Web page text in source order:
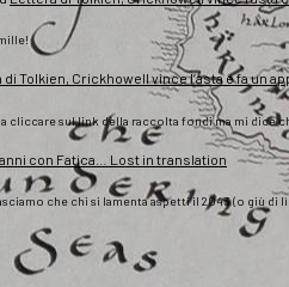
di Tolkien, Crickhowell vince l’asta e fa un
cliccare sul link della raccolta fondi ma mi dice
con Fatica… Lost in translation
che chi si lamenta aspetti il 2043 (o giù di